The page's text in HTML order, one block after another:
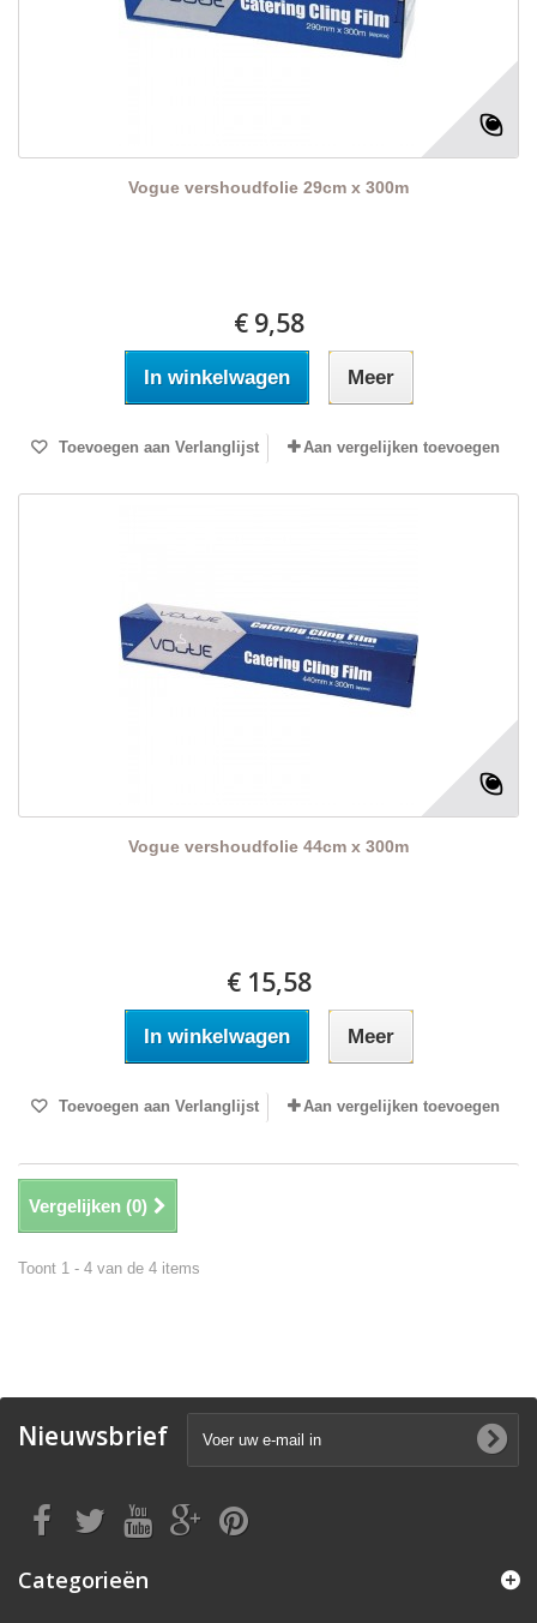
Vogue vershoudfolie 29cm x 300m
€ 9,58
In winkelwagen Meer
Toevoegen aan Verlanglijst Aan vergelijken toevoegen
Vogue vershoudfolie 44cm x 300m
€ 15,58
In winkelwagen Meer
Toevoegen aan Verlanglijst Aan vergelijken toevoegen
Vergelijken (0)
Toont 1 - 4 van de 4 items
Nieuwsbrief
Categorieën